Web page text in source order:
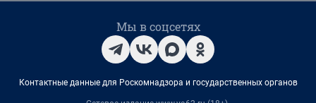
Мы в соцсетях
Контактные данные для Роскомнадзора и государственных органов